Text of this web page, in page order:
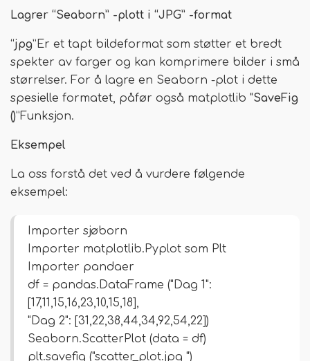
Lagrer “Seaborn” -plott i “JPG” -format
“jpg”Er et tapt bildeformat som støtter et bredt
spekter av farger og kan komprimere bilder i små
størrelser. For å lagre en Seaborn -plot i dette
spesielle formatet, påfør også matplotlib "SaveFig
()”Funksjon.
Eksempel
La oss forstå det ved å vurdere følgende
eksempel:
Importer sjøborn
Importer matplotlib.Pyplot som Plt
Importer pandaer
df = pandas.DataFrame ("Dag 1":
[17,11,15,16,23,10,15,18],
"Dag 2": [31,22,38,44,34,92,54,22])
Seaborn.ScatterPlot (data = df)
plt.savefig ("scatter_plot.jpg ")